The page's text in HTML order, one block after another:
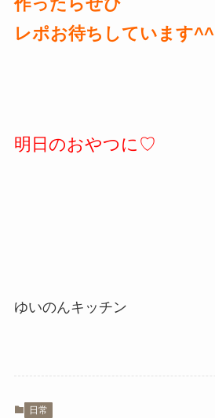
レポお待ちしています^^
明日のおやつに♡
ゆいのんキッチン
日常